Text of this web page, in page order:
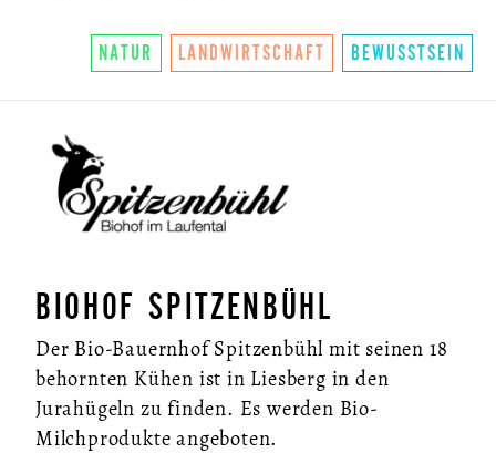
NATUR LANDWIRTSCHAFT BEWUSSTSEIN
BIOHOF SPITZENBÜHL
Der Bio-Bauernhof Spitzenbühl mit seinen 18
behornten Kühen ist in Liesberg in den
Jurahügeln zu finden. Es werden Bio-
Milchprodukte angeboten.